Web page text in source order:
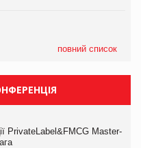
повний список
PrivateLabel&FMCG Master-